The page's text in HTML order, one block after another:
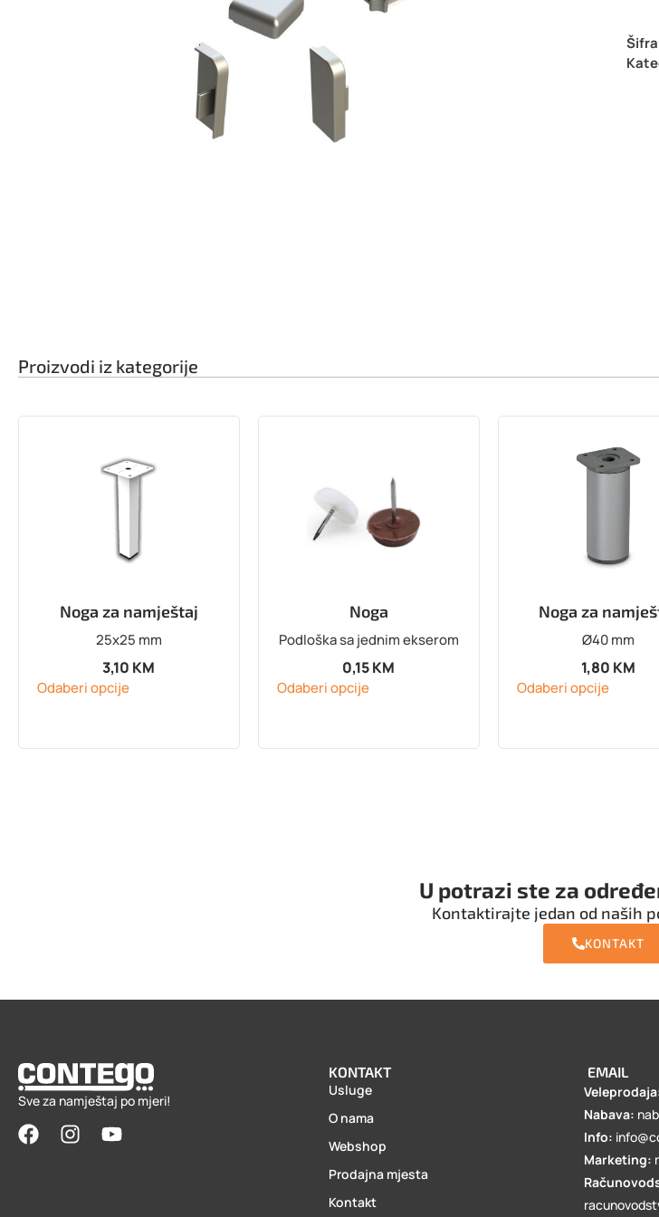
Proizvodi iz kategorije
Noga za namještaj
25x25 mm
3,10 KM
Odaberi opcije
Noga
Podloška sa jednim ekserom
0,15KM
Odaberi opcije
Noga za
Ø40 mm
1,80 KM
Odaberi opcije
U potrazi ste za
Kontaktirajte jedan od naših
KONTAKT
Sve za namještaj po mjeri!
KONTAKT
Usluge
O nama
Webshop
Prodajna mjesta
Kontakt
EMAIL
Nabava:
Info:
Marketing: